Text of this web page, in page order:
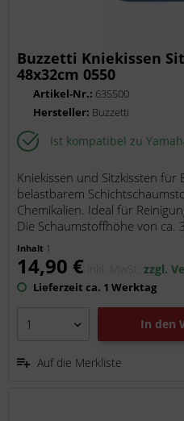
Buzzetti Kniekissen
48x32cm 0550
Artikel-Nr.: 635500
Hersteller: Buzzetti
Ist kompatibel zu
Kniekissen und Sitzkissten für
belastbarem
Chemikalien. Ideal für
Die Schaumstoffhöhe von ca.
Inhalt 1
14,90 € inkl. MwSt.zzgl.
Lieferzeit ca. 1 Werktag
In den
Auf die Merkliste